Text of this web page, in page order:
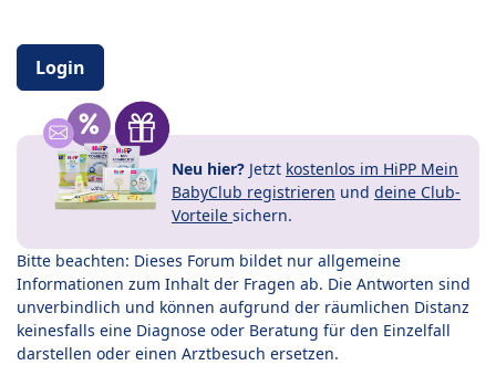
Login
Neu hier? Jetzt kostenlos im HiPP Mein
BabyClub registrieren und deine Club-
Vorteile sichern.
Bitte beachten: Dieses Forum bildet nur allgemeine
Informationen zum Inhalt der Fragen ab. Die Antworten sind
unverbindlich und können aufgrund der räumlichen Distanz
keinesfalls eine Diagnose oder Beratung für den Einzelfall
darstellen oder einen Arztbesuch ersetzen.